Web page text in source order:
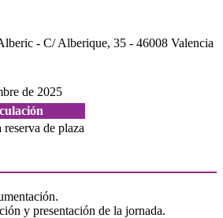
- C/ Alberique, 35 - 46008 Valencia
de 2025
de plaza
y presentación de la jornada.